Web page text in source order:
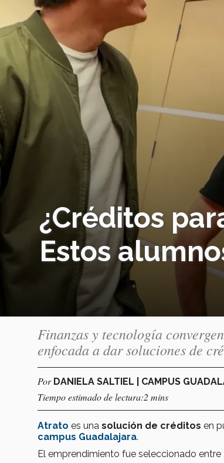
¿Créditos
Estos
Finanzas y tecnología
enfocada a dar soluciones de
Por DANIELA SALTIEL | CAMPUS
Tiempo estimado de lectura:2 mins
Atrato es una solución de créditos en
campus Guadalajara.
El emprendimiento fue seleccionado entre